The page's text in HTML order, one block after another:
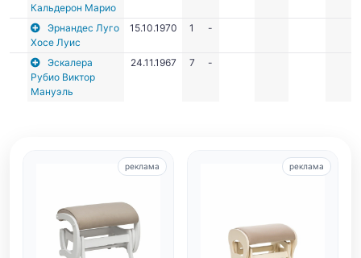
Кальдерон Марио
Эрнандес Луго
Хосе Луис
15.10.1970 1 -
Эскалера
Рубио Виктор
Мануэль
24.11.1967 7 -
реклама реклама